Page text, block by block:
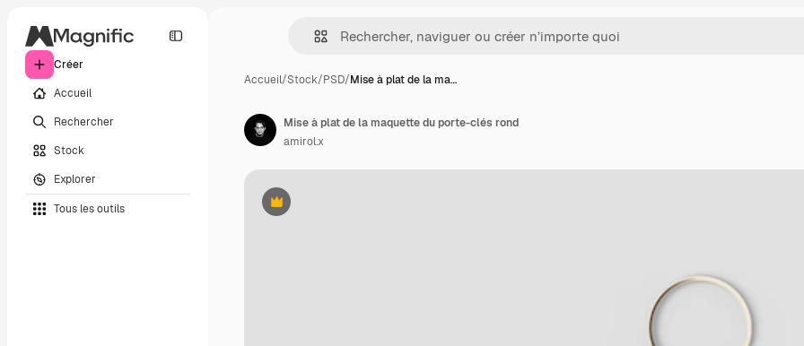
Créer
Accueil
Rechercher
Stock
Explorer
Tous les outils
Accueil/Stock/PSD/Mise à plat de la ma…
Premium
Mise à plat de la maquette du porte-clés rond
amirol.x